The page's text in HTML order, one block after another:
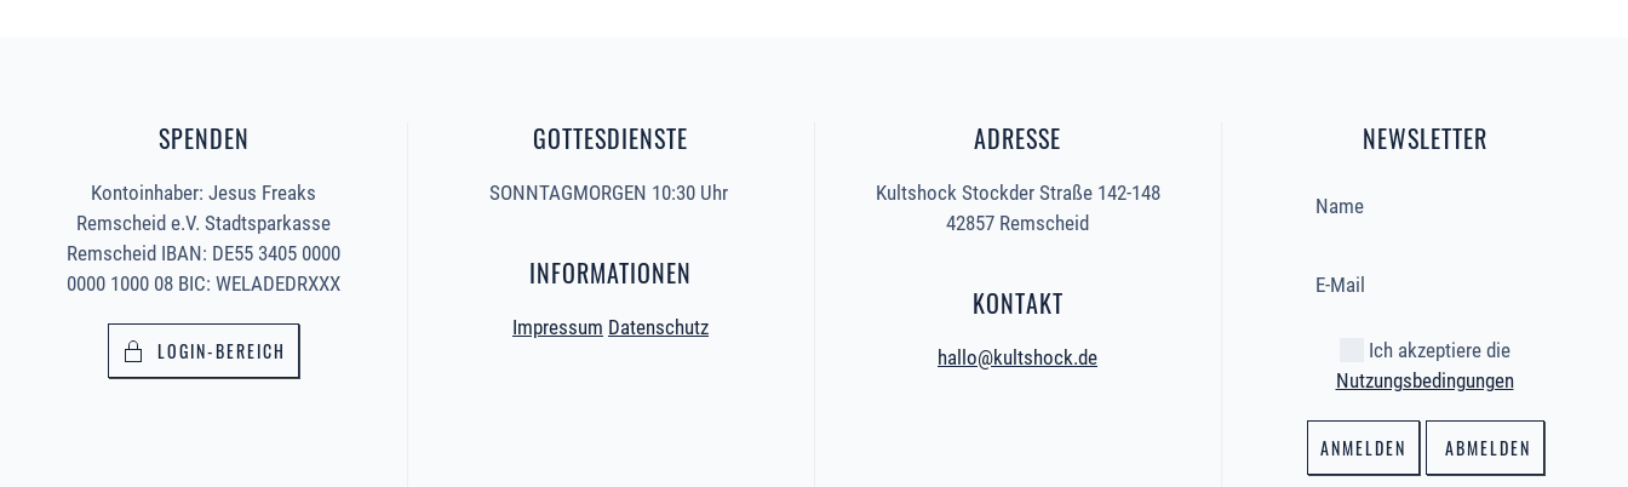
SPENDEN
Kontoinhaber: Jesus Freaks
Remscheid e.V. Stadtsparkasse
Remscheid IBAN: DE55 3405 0000
0000 1000 08 BIC: WELADEDRXXX
LOGIN-BEREICH
GOTTESDIENSTE
SONNTAGMORGEN 10:30 Uhr
INFORMATIONEN
Impressum Datenschutz
ADRESSE
Kultshock Stockder Straße 142-148
42857 Remscheid
KONTAKT
hallo@kultshock.de
NEWSLETTER
Ich akzeptiere die
Nutzungsbedingungen